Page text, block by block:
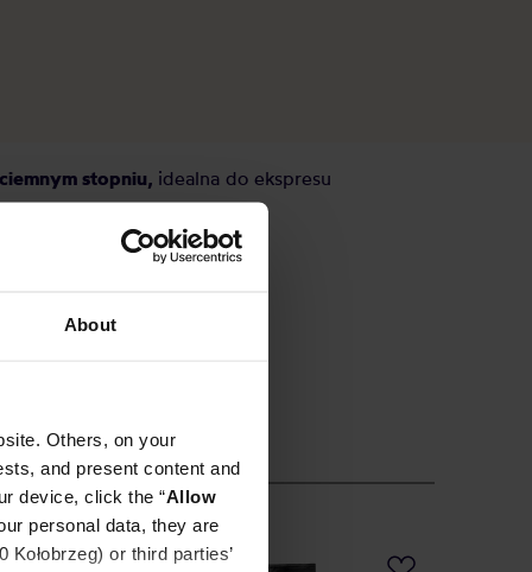
About
Others, on your
and present content and
device, click the “Allow
personal data, they are
or third parties’
stopniu, idealna do ekspresu